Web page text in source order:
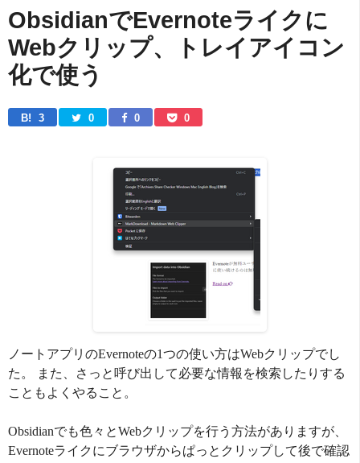
ObsidianでEvernoteライクに
Webクリップ、トレイアイコン
化で使う
B! 3 0 0 0
ノートアプリのEvernoteの1つの使い方はWebクリップでし
た。 また、さっと呼び出して必要な情報を検索したりする
こともよくやること。
Obsidianでも色々とWebクリップを行う方法がありますが、
Evernoteライクにブラウザからぱっとクリップして後で確認